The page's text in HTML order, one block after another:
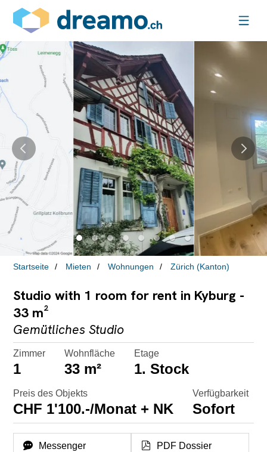
Startseite Mieten Wohnungen Zürich (Kanton)
Studio with 1 room for rent in Kyburg -
33 m²
Gemütliches Studio
Zimmer
1
Wohnfläche
33 m²
Etage
1. Stock
Preis des Objekts
CHF 1'100.-/Monat + NK
Verfügbarkeit
Sofort
Messenger PDF Dossier